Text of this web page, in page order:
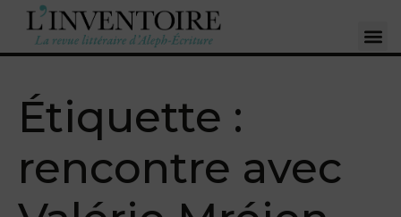
Étiquette :
rencontre avec